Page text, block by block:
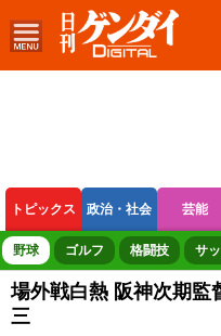
トピックス 政治・社会 芸能
ボートレース 競輪 オート
野球 ゴルフ 格闘技 サ
場外戦白熱 阪神次期監
三